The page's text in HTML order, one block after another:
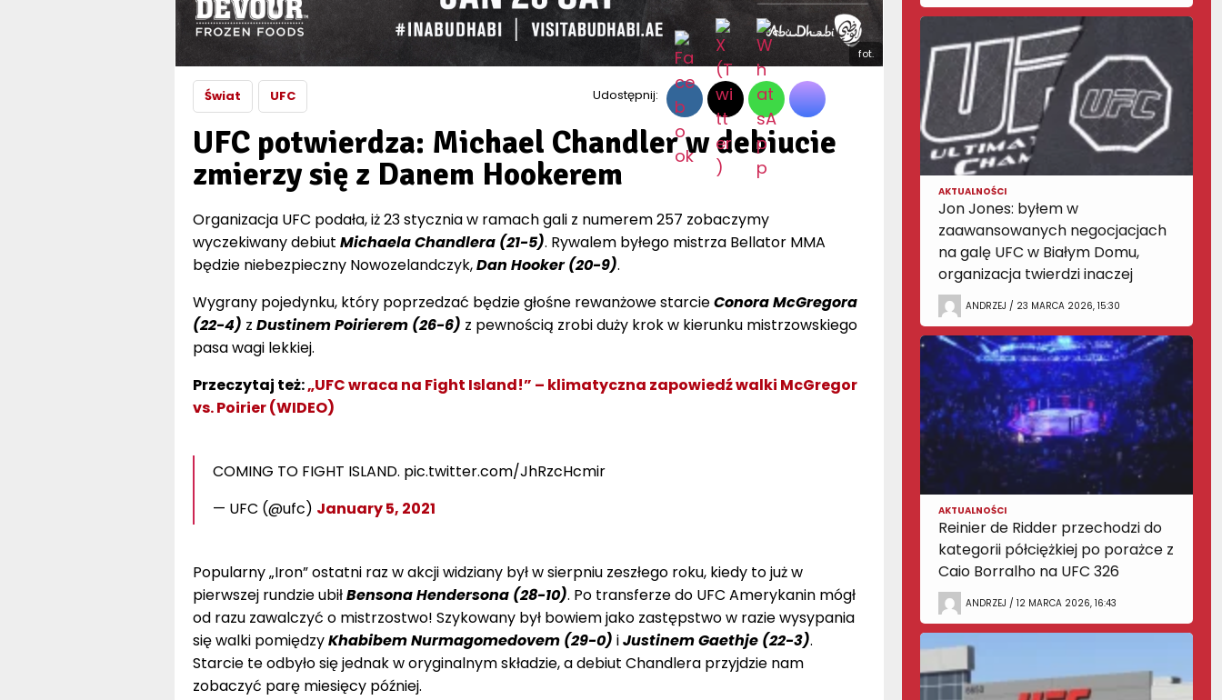
fot.
Świat UFC Udostępnij:
UFC potwierdza: Michael Chandler w debiucie
zmierzy się z Danem Hookerem
Organizacja UFC podała, iż 23 stycznia w ramach gali z numerem 257 zobaczymy
wyczekiwany debiut Michaela Chandlera (21-5). Rywalem byłego mistrza Bellator MMA
będzie niebezpieczny Nowozelandczyk,Dan Hooker (20-9).
Wygrany pojedynku, który poprzedzać będzie głośne rewanżowe starcieConora McGregora
(22-4) z Dustinem Poirierem (26-6) z pewnością zrobi duży krok w kierunku mistrzowskiego
pasa wagi lekkiej.
Przeczytaj też:„UFC wraca na Fight Island!” – klimatyczna zapowiedź walki McGregor
vs. Poirier (WIDEO)
COMING TO FIGHT ISLAND. pic.twitter.com/JhRzcHcmir
— UFC (@ufc) January 5, 2021
Popularny „Iron” ostatni raz w akcji widziany był w sierpniu zeszłego roku, kiedy to już w
pierwszej rundzie ubiłBensona Hendersona (28-10). Po transferze do UFC Amerykanin mógł
od razu zawalczyć o mistrzostwo! Szykowany był bowiem jako zastępstwo w razie wysypania
się walki pomiędzyKhabibem Nurmagomedovem (29-0) iJustinem Gaethje (22-3).
Starcie te odbyło się jednak w oryginalnym składzie, a debiut Chandlera przyjdzie nam
zobaczyć parę miesięcy później.
AKTUALNOŚCI
Jon Jones: byłem w
zaawansowanych negocjacjach
na galę UFC w Białym Domu,
organizacja twierdzi inaczej
ANDRZEJ / 23 MARCA 2026, 15:30
AKTUALNOŚCI
Reinier de Ridder przechodzi do
kategorii półciężkiej po porażce z
Caio Borralho na UFC 326
ANDRZEJ / 12 MARCA 2026, 16:43